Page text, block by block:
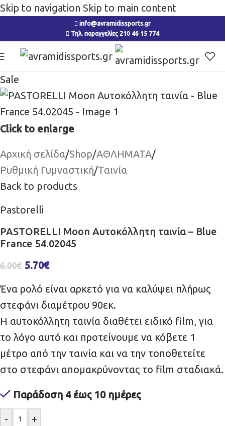
Skip to navigation Skip to main content
info@avramidissports.gr
Τηλ. παραγγελίες 210 46 15 774
Sale
Click to enlarge
Αρχική σελίδα/Shop/ΑΘΛΗΜΑΤΑ/
Ρυθμική Γυμναστική/Ταινία
Back to products
Pastorelli
PASTORELLI Moon Aυτοκόλλητη ταινία – Blue
France 54.02045
6.00€ 5.70€
Ένα ρολό είναι αρκετό για να καλύψει πλήρως
στεφάνι διαμέτρου 90εκ.
Η αυτοκόλλητη ταινία διαθέτει ειδικό film, για
το λόγο αυτό και προτείνουμε να κόβετε 1
μέτρο από την ταινία και να την τοποθετείτε
στο στεφάνι απομακρύνοντας το film σταδιακά.
Παράδοση 4 έως 10 ημέρες
- +